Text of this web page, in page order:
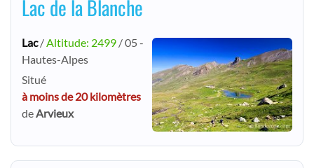
Lac de la Blanche
Lac/Altitude: 2499 / 05 -
Hautes-Alpes
Situé
à moins de 20 kilomètres
deArvieux